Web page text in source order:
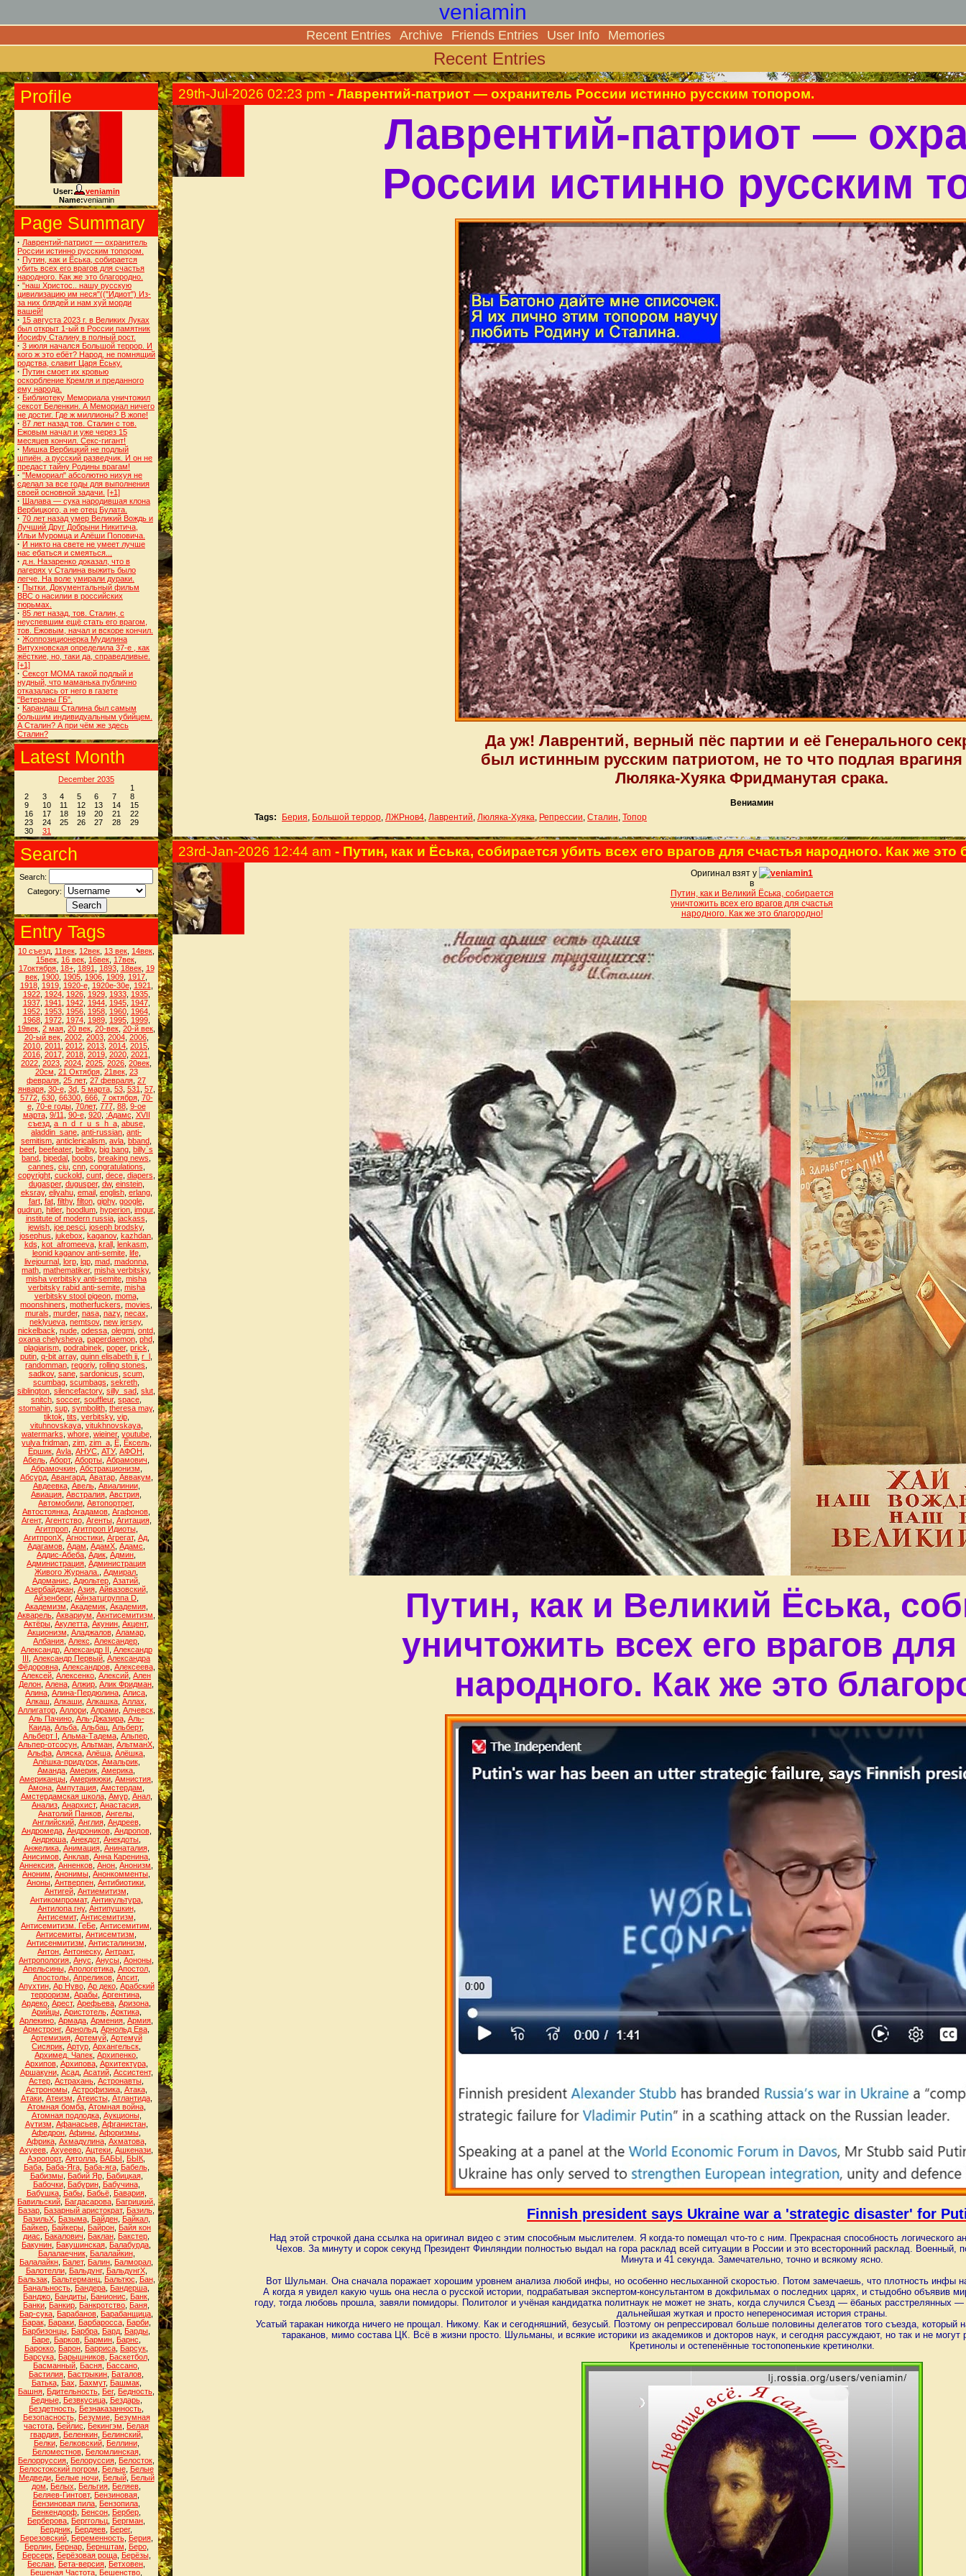
veniamin
Recent Entries Archive Friends Entries User Info Memories
Recent Entries
Profile
User:
veniamin
Name:veniamin
Page Summary
· Лаврентий-патриот — охранитель
России истинно русским топором.
· Путин, как и Ёська, собирается
убить всех его врагов для счастья
народного. Как же это благородно.
· "наш Христос.. нашу русскую
цивилизацию им неся"(("Идиот") Из-
за них блядей и нам хуй морди
вашей!
· 15 августа 2023 г. в Великих Луках
был открыт 1-ый в России памятник
Иосифу Сталину в полный рост.
· 3 июля начался Большой террор. И
кого ж это ебёт? Народ, не помнящий
родства, славит Царя Ёську.
· Путин смоет их кровью
оскорбление Кремля и преданного
ему народа.
· Библиотеку Мемориала уничтожил
сексот Беленкин. А Мемориал ничего
не достиг. Где ж миллионы? В жопе!
· 87 лет назад тов. Сталин с тов.
Ежовым начал и уже через 15
месяцев кончил. Секс-гигант!
· Мишка Вербицкий не подлый
шпиён, а русский разведчик. И он не
предаст тайну Родины врагам!
· "Мемориал" абсолютно нихуя не
сделал за все годы для выполнения
своей основной задачи. [+1]
· Шалава — сука народившая клона
Вербицкого, а не отец Булата.
· 70 лет назад умер Великий Вождь и
Лучший Друг Добрыни Никитича,
Ильи Муромца и Алёши Поповича.
· И никто на свете не умеет лучше
нас ебаться и смеяться...
· д.н. Назаренко доказал, что в
лагерях у Сталина выжить было
легче. На воле умирали дураки.
· Пытки. Документальный фильм
BBC о насилии в российских
тюрьмах.
· 85 лет назад, тов. Сталин, с
неуспевшим ещё стать его врагом,
тов. Ежовым, начал и вскоре кончил.
· Жоппозиционерка Мудилина
Витухновская определила 37-е , как
жёсткие, но, таки да, справедливые.
[+1]
· Сексот МОМА такой подлый и
нудный, что маманька публично
отказалась от него в газете
"Ветераны ГБ".
· Карандаш Сталина был самым
большим индивидуальным убийцем.
А Сталин? А при чём же здесь
Сталин?
Latest Month
December 2035
1
2
3 4 5 6 7
8
9
10 11 12 13 14
15
16
17 18 19 20 21
22
23
24 25 26 27 28
29
30
31
Search
Search:
Category:
Entry Tags
10 съезд 11век 12век 13 век 14век
15век 16 век 16век 17век
17октября, 18+, 1891 1893, 18век, 19
век 1900 1905 1906 1909 1917
1918, 1919, 1920-е, 1920е-30е, 1921
1922, 1924, 1926, 1929, 1933, 1935,
1937, 1941 1942, 1944, 1945, 1947,
1952, 1953, 1956, 1958, 1960, 1964,
1968, 1972, 1974, 1989, 1995, 1999,
19век 2 мая 20 век 20-век 20-й век
20-ый век, 2002, 2003, 2004, 2006,
2010 2011 2012 2013 2014 2015
2016, 2017, 2018, 2019, 2020, 2021
2022 2023 2024 2025 2026 20век
20см 21 Октября, 21век, 23
февраля 25 лет, 27 февраля 27
января, 30-е, 3d, 5 марта, 53, 531 57,
5772, 630, 66300, 666, 7 октября, 70-
е, 70-е годы, 70лет, 777, 88, 9-ое
марта, 9/11 90-е, 920, :Адамс XVII
съезд, a_n_d_r_u_s_h_a, abuse,
aladdin_sane anti-russian anti-
semitism anticlericalism avla bband
beef beefeater, beilby, big bang billy`s
band bipedal boobs breaking news
cannes ciu, cnn, congratulations
copyright, cuckold, cunt, dece, diapers
dugasper, dugusper, dw, einstein,
eksray, eliyahu, email, english, erlang,
fart, fat, filthy, filton, giphy, google,
gudrun hitler, hoodlum hyperion imgur,
institute of modern russia, jackass
jewish joe pesci joseph brodsky,
josephus jukebox kaganov, kazhdan
kds kot_afromeeva, krall, lenkasm,
leonid kaganov anti-semite, life,
livejournal, lorp, lqp, mad, madonna,
math mathematiker, misha verbitsky,
misha verbitsky anti-semite misha
verbitsky rabid anti-semite, misha
verbitsky stool pigeon, moma,
moonshiners motherfuckers movies
murals murder, nasa, nazy, necax
neklyueva nemtsov, new jersey,
nickelback nude, odessa, olegmi, ontd,
oxana chelysheva, paperdaemon, phd,
plagiarism, podrabinek poper, prick
putin q-bit array, quinn elisabeth ii r_l
randomman regoriy, rolling stones
sadkov, sane, sardonicus scum,
scumbag scumbags sekreth
siblington silencefactory, silly_sad slut
snitch soccer, souffleur, space
stomahin, sup, symbolith, theresa may,
tiktok tits verbitsky, vip,
vituhnovskaya, vitukhnovskaya,
watermarks whore, wieiner, youtube,
yulya fridman, zim, zim_a, Ё, Ёксель,
Ёршик Аvla АНУС АТУ, АФОН
Абель Аборт, Аборты Абрамович
Абрамочкин, Абстракционизм
Абсурд, Авангард, Аватар, Аввакум
Авдеевка, Авель, Авиалинии,
Авиация Австралия Австрия
Автомобили Автопортрет,
Автостоянка Агадамов Агафонов
Агент, Агентство, Агенты, Агитация,
Агитпроп, Агитпроп Идиоты,
АгитпропХ, Агностики, Агрегат, Ад,
Адагамов Адам АдамХ Адамс
Аддис-Абеба Адик Админ
Администрация Администрация
Живого Журнала.
Адмирал
Адоманис Адюльтер Азатий
Азербайджан, Азия, Айвазовский,
Айзенберг, Айнзатцгруппа D
Академизм Академик, Академия,
Акварель Аквариум Акнтисемитизм
Актёры Акулетта Акунин Акцент,
Акционизм Аладжалов, Аламар,
Албания Алекс Александер
Александр, Александр II Александр
III Александр Первый Александра
Фёдоровна, Александров, Алексеева,
Алексей Алексенко Алексий Ален
Делон Алена Алжир Алик Фридман
Алина Алина-Пердюлина Алиса
Алкаш Алкаши Алкашка Аллах
Аллигатор, Аллори, Алрами, Алчевск,
Аль Пачино, Аль-Джазира, Аль-
Каида Альба Альбац Альберт,
Альберт I Альма-Тадема Альпер
Альпер-отсосун Альтман АльтманХ
Альфа Аляска Алёша Алёшка
Алёшка-придурок, Амальрик,
Аманда Америк Америка
Американцы Америкюки Амнистия
Амона Ампутация Амстердам
Амстердамская школа, Амур, Анал,
Анализ Анархист, Анастасия
Анатолий Панков Ангелы
Английский, Англия, Андреев,
Андромеда, Андроников, Андропов,
Андрюша Анекдот, Анекдоты
Анжелика, Анимация, Анинаталия,
Анисимов Анклав Анна Каренина
Аннексия Анненков Анон Анонизм
Аноним Анонимы Анонкомменты
Аноны Антверпен Антибиотики
Антигей, Антиемитизм
Антикомпромат, Антикультура,
Антилопа гну, Антипушкин,
Антисемит, Антисемитизм
Антисемитизм. ГеБе Антисемитим
Антисемиты Антисемтизм
Антисенмитизм Антисталинизм
Антон Антонеску, Антракт,
Антропология Анус Анусы Аононы
Апельсины, Апологетика, Апостол,
Апостолы Апреликов Апсит,
Апухтин, Ар Нуво, Ар деко, Арабский
терроризм Арабы Аргентина
Ардеко Арест, Арефьева Аризона
Арийцы, Аристотель, Арктика,
Арлекино Армада Армения Армия
Армстронг, Арнольд Арнольд Ева
Артемизия, Артемуй, Артемуй
Сисярик Артур Архангельск
Архимед. Чапек Архипенко
Архипов, Архипова, Архитектура,
Аршакуни, Асад, Асатий, Ассистент,
Астер Астрахань Астронавты
Астрономы, Астрофизика, Атака,
Атаки, Атеизм Атеисты, Атлантида,
Атомная бомба, Атомная война,
Атомная подлодка, Аукционы,
Аутизм Афанасьев, Афганистан,
Афедрон Афины Афоризмы
Африка, Ахмадулина, Ахматова,
Ахуеев Ахуеево Ацтеки Ашкенази
Аэропорт, Аятолла БАБЫ БЫК
Баба, Баба-Яга, Баба-яга, Бабель,
Бабизмы, Бабий Яр, Бабицкая,
Бабочки, Бабурин, Бабучина,
Бабушка, Бабы, Бабьё, Бавария,
Бавильский Багдасарова Багрицкий
Базар Базарный аристократ, Базиль
БазильХ, Базыма, Байден, Байкал,
Байкер Байкеры Байрон Байя кон
диас
Бакалович Баклан Бакстер
Бакунин Бакушинская Балабурда
Балалаечник, Балалайкин,
Балалайкн Балет, Балин Балморал
Балотелли, Бальдунг, БальдунгХ,
Бальзак, Бальтерманц, Бальтюс Бан,
Банальность Бандера Бандерша
Банджо Бандиты Банионис Банк
Банки Банкир Банкротство Баня
Бар-сука Барабанов Барабанщица
Барак, Бараки, Барбаросса, Барби,
Барбизонцы Барбра Бард Барды
Баре Барков Бармин Барнс
Барокко Барон Барриса Барсук
Барсука, Барышников, Баскетбол,
Басманный Басня Бассано
Бастилия Бастрыкин Баталов
Батька, Бах Бахмут, Башмак,
Башня Бдительность Бег, Бедность
Бедные, Безвкусица, Бездарь,
Бездетность Безнаказанность
Безопасность, Безумие, Безумная
частота Бейлис Бекингэм
Белая
гвардия, Беленкин, Белинский,
Белки, Белковский, Беллини,
Беломестнов, Беломлинская,
Белорруссия Белоруссия Белосток
Белостокский погром
Белые, Белые
Медведи, Белые ночи, Белый, Белый
дом
Белых Бельгия Беляев
Беляев-Гинтовт, Бензиновая
Бензиновая пила Бензопила
Бенкендорф Бенсон Бербер
Берберова Берггольц Бергман
Бердник Бердяев Берег,
Березовский, Беременность, Берия,
Берлин, Бернар, Бернштам Беро,
Берсерк, Берёзовая роща, Берёзы,
Беслан Бета-версия Бетховен
Бешеная Частота Бешенство
29th-Jul-2026 02:23 pm - Лаврентий-патриот — охранитель России истинно русским топором.
Лаврентий-патриот —
России истинно русским
Да уж! Лаврентий, верный пёс партии и её Генерального
был истинным русским патриотом, не то что подлая
Люляка-Хуяка Фридманутая срака.
Вениамин
Tags:
Берия, Большой террор, ЛЖРнов4, Лаврентий, Люляка-Хуяка, Репрессии, Сталин, Топор
23rd-Jan-2026 12:44 am - Путин, как и Ёська, собирается убить всех его врагов для счастья народного. Как же это
Оригинал взят у
veniamin1
в
Путин, как и Великий Ёська, собирается
уничтожить всех его врагов для счастья
народного. Как же это благородно!
Путин, как и Великий Ёська,
уничтожить всех его врагов для
народного. Как же это
Finnish president says Ukraine war a 'strategic disaster' for
Над этой строчкой дана ссылка на оригинал видео с этим способным мыслителем. Я когда-то помещал что-то с ним. Прекрасная способность логического
Чехов. За минуту и сорок секунд Президент Финляндии полностью выдал на гора расклад всей ситуации в России и это всесторонний расклад. Военный,
Минута и 41 секунда. Замечательно, точно и всякому ясно.
Вот Шульман. Она сначала поражает хорошим уровнем анализа любой инфы, но особенно неслыханной скоростью. Потом замечаешь, что плотность инфы
А когда я увидел какую чушь она несла о русской истории, подрабатывая экспертом-консультантом в докфильмах о последних царях, и стыдобно объявив
году, тогда любовь прошла, завяли помидоры. Политолог и учёная кандидатка политнаук не может не знать, когда случился Съезд — ёбаных расстрелянных
дальнейшая жуткая и просто непереносимая история страны.
Усатый таракан никогда ничего не прощал. Никому. Как и сегодняшний, безусый. Поэтому он репрессировал больше половины делегатов того съезда, который
тараканов, мимо состава ЦК. Всё в жизни просто. Шульманы, и всякие историки из академиков и докторов наук, и сегодня рассуждают, но так и не
Кретинолы и остепенённые тостопопенькие кретинолки.